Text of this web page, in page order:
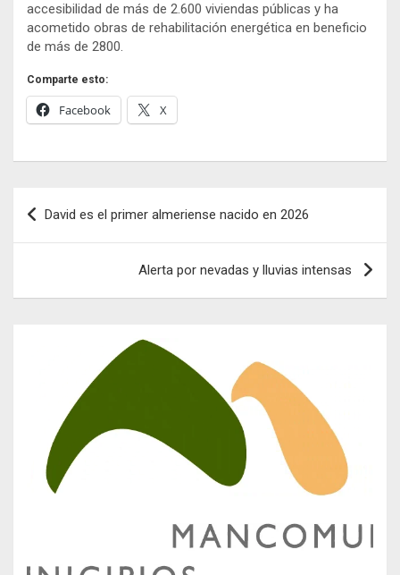
accesibilidad de más de 2.600 viviendas públicas y ha
acometido obras de rehabilitación energética en beneficio
de más de 2800.
Comparte esto:
Facebook X
Navegación
de
David es el primer almeriense nacido en 2026
Alerta por nevadas y lluvias intensas